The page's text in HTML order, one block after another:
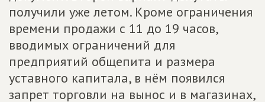
получили уже летом. Кроме ограничения
времени продажи с 11 до 19 часов,
вводимых ограничений для
предприятий общепита и размера
уставного капитала, в нём появился
запрет торговли на вынос и в магазинах,